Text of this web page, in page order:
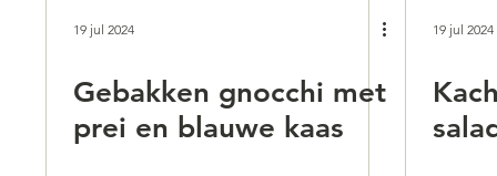
19 jul 2024
Gebakken gnocchi met
prei en blauwe kaas
19 jul 2024